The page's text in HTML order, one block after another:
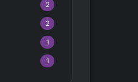
2
2
1
1